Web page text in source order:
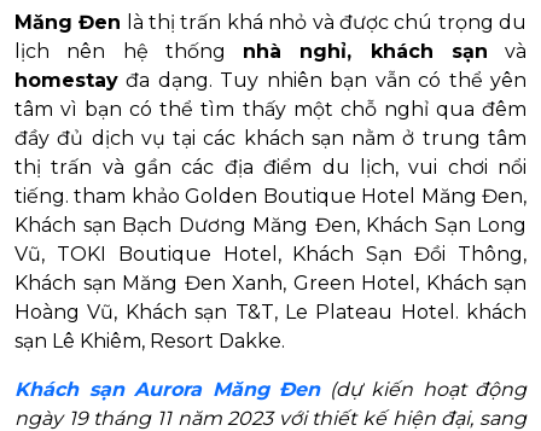
Măng Đen là thị trấn khá nhỏ và được chú trọng du
lịch nên hệ thống nhà nghỉ, khách sạn và
homestay đa dạng. Tuy nhiên bạn vẫn có thể yên
tâm vì bạn có thể tìm thấy một chỗ nghỉ qua đêm
đầy đủ dịch vụ tại các khách sạn nằm ở trung tâm
thị trấn và gần các địa điểm du lịch, vui chơi nổi
tiếng. tham khảo Golden Boutique Hotel Măng Đen,
Khách sạn Bạch Dương Măng Đen, Khách Sạn Long
Vũ, TOKI Boutique Hotel, Khách Sạn Đồi Thông,
Khách sạn Măng Đen Xanh, Green Hotel, Khách sạn
Hoàng Vũ, Khách sạn T&T, Le Plateau Hotel. khách
sạn Lê Khiêm, Resort Dakke.
Khách sạn Aurora Măng Đen(dự kiến hoạt động
ngày 19 tháng 11 năm 2023 với thiết kế hiện đại, sang